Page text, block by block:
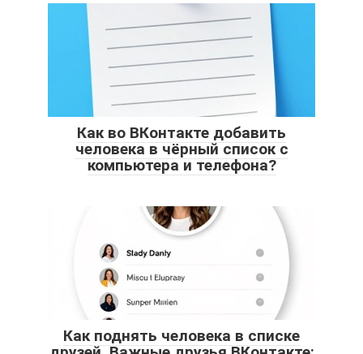
Как во ВКонтакте добавить
человека в чёрный список с
компьютера и телефона?
Как поднять человека в списке